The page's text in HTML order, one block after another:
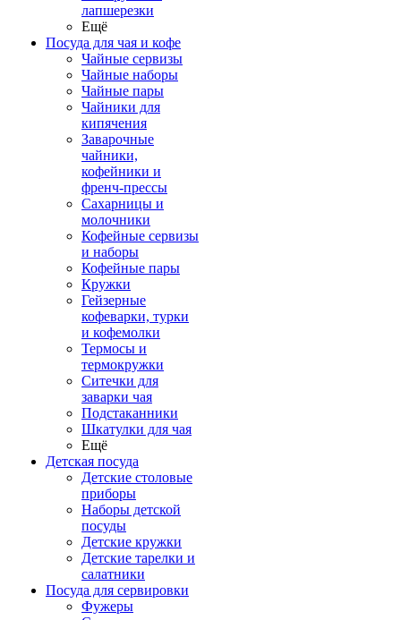
лапшерезки
Ещё
Посуда для чая и кофе
Чайные сервизы
Чайные наборы
Чайные пары
Чайники для
кипячения
Заварочные
чайники,
кофейники и
френч-прессы
Сахарницы и
молочники
Кофейные сервизы
и наборы
Кофейные пары
Кружки
Гейзерные
кофеварки, турки
и кофемолки
Термосы и
термокружки
Ситечки для
заварки чая
Подстаканники
Шкатулки для чая
Ещё
Детская посуда
Детские столовые
приборы
Наборы детской
посуды
Детские кружки
Детские тарелки и
салатники
Посуда для сервировки
Фужеры